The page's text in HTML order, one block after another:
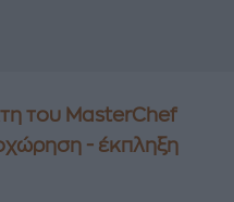
του MasterChef
- έκπληξη